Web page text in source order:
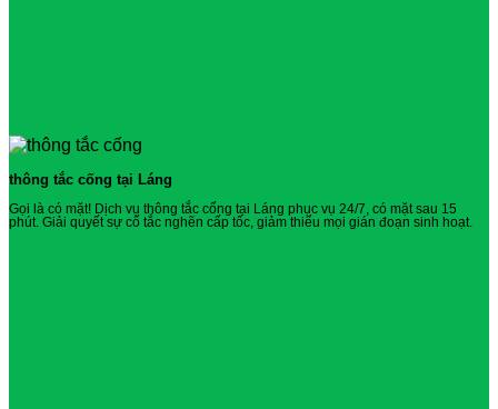
thông tắc cống tại Láng
Gọi là có mặt! Dịch vụ thông tắc cống tại Láng phục vụ 24/7, có mặt sau 15
phút. Giải quyết sự cố tắc nghẽn cấp tốc, giảm thiểu mọi gián đoạn sinh hoạt.